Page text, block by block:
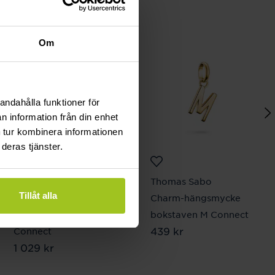
Om
funktioner för
information från din enhet
kombinera informationen
tjänster.
Tillåt alla
Thomas Sabo
Charm-hängsmycke
Sol med stenar
Connect
Pris:1 029 kr
1 029 kr
Thomas Sabo
Charm-hängsmycke
bokstaven M Connect
Pris:439 kr
439 kr